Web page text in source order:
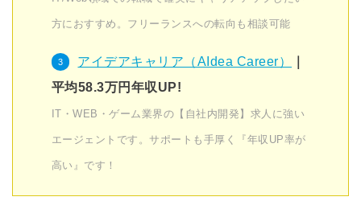
方におすすめ。フリーランスへの転向も相談可能
アイデアキャリア（AIdea Career）
平均58.3万円年収UP!
IT・WEB・ゲーム業界の【自社内開発】求人に強い
エージェントです。サポートも手厚く『年収UP率が
高い』です！